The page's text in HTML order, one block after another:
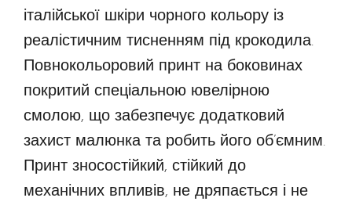
італійської шкіри чорного кольору із
реалістичним тисненням під крокодила.
Повнокольоровий принт на боковинах
покритий спеціальною ювелірною
смолою, що забезпечує додатковий
захист малюнка та робить його об’ємним.
Принт зносостійкий, стійкий до
механічних впливів, не дряпається і не